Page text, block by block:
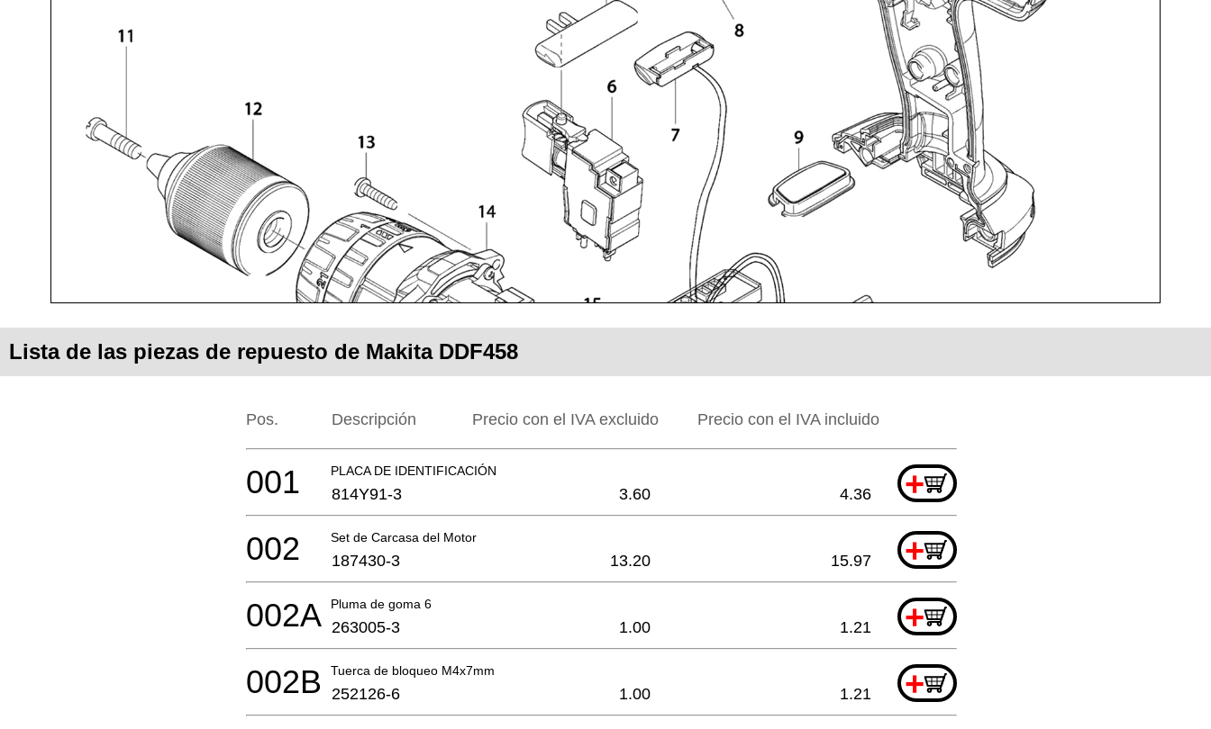
Lista de las piezas de repuesto de Makita DDF458
Pos. Descripción Precio con el IVA excluido Precio con el IVA incluido
PLACA DE IDENTIFICACIÓN +
001 814Y91-3 3.60 4.36
Set de Carcasa del Motor +
002 187430-3 13.20 15.97
Pluma de goma 6 +
002A 263005-3 1.00 1.21
Tuerca de bloqueo M4x7mm +
002B 252126-6 1.00 1.21